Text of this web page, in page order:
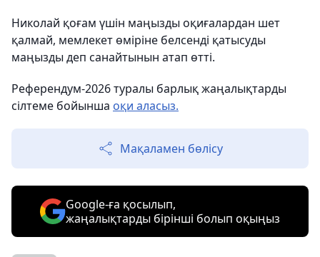
Николай қоғам үшін маңызды оқиғалардан шет
қалмай, мемлекет өміріне белсенді қатысуды
маңызды деп санайтынын атап өтті.
Референдум-2026 туралы барлық жаңалықтарды
сілтеме бойынша оқи аласыз.
Мақаламен бөлісу
Google-ға қосылып,
жаңалықтарды бірінші болып оқыңыз